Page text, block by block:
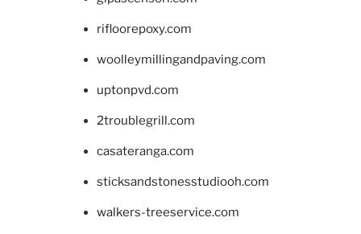
rifloorepoxy.com
woolleymillingandpaving.com
uptonpvd.com
2troublegrill.com
casateranga.com
sticksandstonesstudiooh.com
walkers-treeservice.com